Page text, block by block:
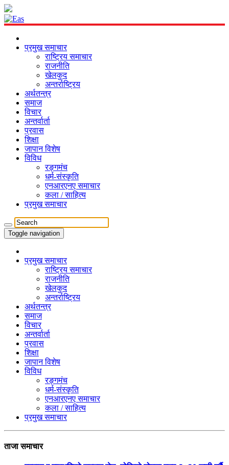
प्रमुख समाचार
राष्ट्रिय समाचार
राजनीति
खेलकुद
अन्तर्राष्ट्रिय
अर्थतन्त्र
समाज
विचार
अन्तर्वार्ता
प्रवास
शिक्षा
जापान विशेष
विविध
रङ्गमंच
धर्म-संस्कृति
एनआरएनए समाचार
कला / साहित्य
प्रमुख समाचार
Toggle navigation
प्रमुख समाचार
राष्ट्रिय समाचार
राजनीति
खेलकुद
अन्तर्राष्ट्रिय
अर्थतन्त्र
समाज
विचार
अन्तर्वार्ता
प्रवास
शिक्षा
जापान विशेष
विविध
रङ्गमंच
धर्म-संस्कृति
एनआरएनए समाचार
कला / साहित्य
प्रमुख समाचार
ताजा समाचार